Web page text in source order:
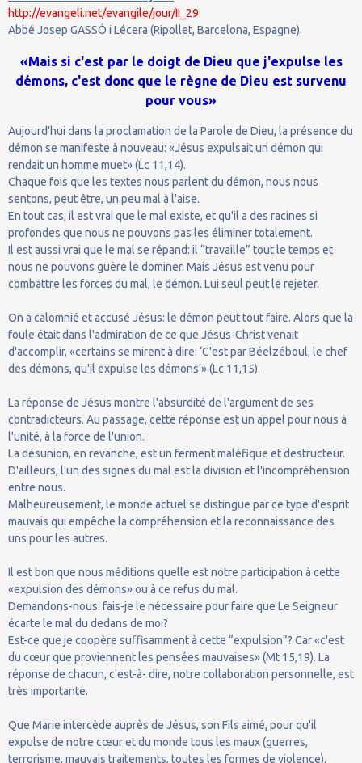
http://evangeli.net/evangile/jour/II_29
Abbé Josep GASSÓ i Lécera (Ripollet, Barcelona, Espagne).
«Mais si c'est par le doigt de Dieu que j'expulse les
démons, c'est donc que le règne de Dieu est survenu
pour vous»
Aujourd'hui dans la proclamation de la Parole de Dieu, la présence du
démon se manifeste à nouveau: «Jésus expulsait un démon qui
rendait un homme muet» (Lc 11,14).
Chaque fois que les textes nous parlent du démon, nous nous
sentons, peut être, un peu mal à l'aise.
En tout cas, il est vrai que le mal existe, et qu'il a des racines si
profondes que nous ne pouvons pas les éliminer totalement.
Il est aussi vrai que le mal se répand: il “travaille” tout le temps et
nous ne pouvons guère le dominer. Mais Jésus est venu pour
combattre les forces du mal, le démon. Lui seul peut le rejeter.
On a calomnié et accusé Jésus: le démon peut tout faire. Alors que la
foule était dans l'admiration de ce que Jésus-Christ venait
d'accomplir, «certains se mirent à dire: ‘C'est par Béelzéboul, le chef
des démons, qu'il expulse les démons’» (Lc 11,15).
La réponse de Jésus montre l'absurdité de l'argument de ses
contradicteurs. Au passage, cette réponse est un appel pour nous à
l'unité, à la force de l'union.
La désunion, en revanche, est un ferment maléfique et destructeur.
D'ailleurs, l'un des signes du mal est la division et l'incompréhension
entre nous.
Malheureusement, le monde actuel se distingue par ce type d'esprit
mauvais qui empêche la compréhension et la reconnaissance des
uns pour les autres.
Il est bon que nous méditions quelle est notre participation à cette
«expulsion des démons» ou à ce refus du mal.
Demandons-nous: fais-je le nécessaire pour faire que Le Seigneur
écarte le mal du dedans de moi?
Est-ce que je coopère suffisamment à cette “expulsion”? Car «c'est
du cœur que proviennent les pensées mauvaises» (Mt 15,19). La
réponse de chacun, c'est-à- dire, notre collaboration personnelle, est
très importante.
Que Marie intercède auprès de Jésus, son Fils aimé, pour qu'il
expulse de notre cœur et du monde tous les maux (guerres,
terrorisme, mauvais traitements, toutes les formes de violence).